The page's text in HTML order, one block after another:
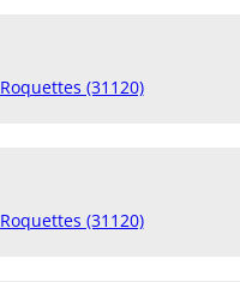
Roquettes (31120)
Roquettes (31120)